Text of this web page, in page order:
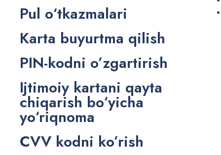
Pul o‘tkazmalari
Karta buyurtma qilish
PIN-kodni o’zgartirish
Ijtimoiy kartani qayta
chiqarish bo‘yicha
yo‘riqnoma
CVV kodni ko’rish